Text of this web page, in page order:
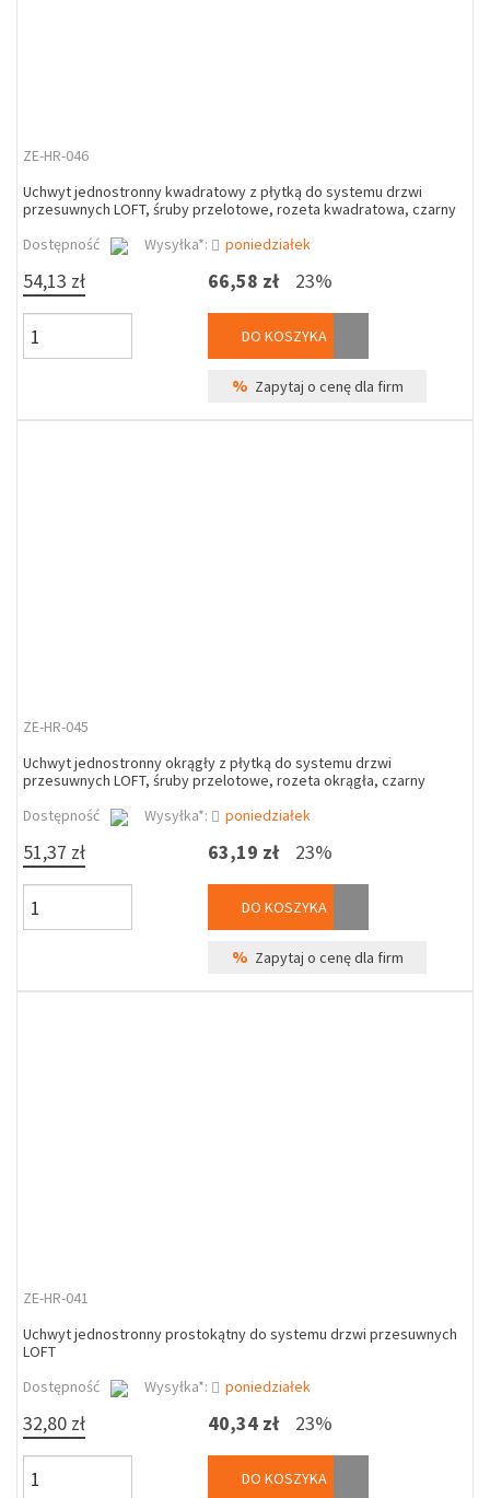
ZE-HR-046
Uchwyt jednostronny kwadratowy z płytką do systemu drzwi
przesuwnych LOFT, śruby przelotowe, rozeta kwadratowa, czarny
Dostępność
Wysyłka*: poniedziałek
54,13 zł 66,58 zł 23%
DO KOSZYKA
% Zapytaj o cenę dla firm
ZE-HR-045
Uchwyt jednostronny okrągły z płytką do systemu drzwi
przesuwnych LOFT, śruby przelotowe, rozeta okrągła, czarny
Dostępność
Wysyłka*: poniedziałek
51,37 zł 63,19 zł 23%
DO KOSZYKA
% Zapytaj o cenę dla firm
ZE-HR-041
Uchwyt jednostronny prostokątny do systemu drzwi przesuwnych
LOFT
Dostępność
Wysyłka*: poniedziałek
32,80 zł 40,34 zł 23%
DO KOSZYKA